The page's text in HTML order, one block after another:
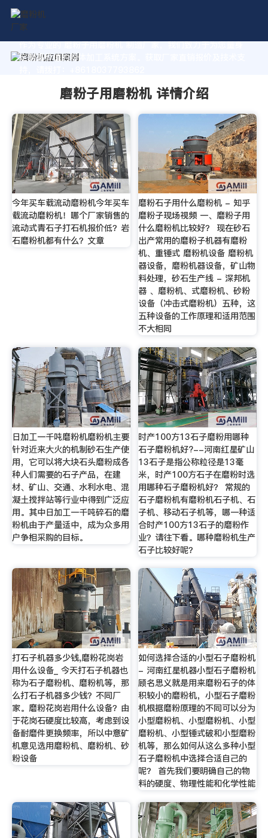
作为专业的 磨粉子用磨粉机 制造厂家，我们致力于为您量身
定制高价值的粉体加工系统方案。获取厂家直销报价及技术支
磨粉子用磨粉机 详情介绍
今年买车载流动磨粉机今年买车
载流动磨粉机！哪个厂家销售的
流动式青石子打石机报价低？岩
石磨粉机都有什么？文章
磨粉石子用什么磨粉机 - 知乎
磨粉子现场视频 一、磨粉子用
什么磨粉机比较好？ 现在砂石
出产常用的磨粉子机器有磨粉
机、重锤式 磨粉机设备 磨粉机
器设备，磨粉机器设备，矿山物
料处理，砂石生产线 - 深邦机
器 、磨粉机、式磨粉机、砂粉
设备（冲击式磨粉机）五种，这
五种设备的工作原理和适用范围
不大相同
日加工一千吨磨粉机磨粉机主要
针对近来大火的机制砂石生产使
用，它可以将大块石头磨粉成各
种人们需要的石子产品，在建
材、矿山、交通、水利水电、混
凝土搅拌站等行业中得到广泛应
用。其中日加工一千吨碎石的磨
粉机由于产量适中，成为众多用
户争相采购的目标。
时产100方13石子磨粉用哪种
石子磨粉机好?--河南红星矿山
13石子是指公称粒径是13毫
米，时产100方石子在磨粉时选
用哪种石子磨粉机好？ 常规的
石子磨粉机有磨粉机石子机、石
子机、移动石子机等，哪一种适
合时产100方13石子的磨粉作
业？请往下看。哪种磨粉机生产
石子比较好呢？
打石子机器多少钱,磨粉花岗岩
用什么设备_ 今天打石子机器也
称为石子磨粉机、磨粉机等，那
么打石子机器多少钱？不同厂
家。磨粉花岗岩用什么设备？由
于花岗石硬度比较高，考虑到设
备耐磨件更换频率，所以中意矿
机意见选用磨粉机、磨粉机、砂
粉设备
如何选择合适的小型石子磨粉机
- 河南红星机器小型石子磨粉机
顾名思义就是用来磨粉石子的体
积较小的磨粉机，小型石子磨粉
机根据磨粉原理的不同可以分为
小型磨粉机、小型磨粉机、小型
磨粉机、小型锤式破和小型磨粉
机等，那么如何从这么多种小型
石子磨粉机中选择合适自己的
呢？ 首先我们要明确自己的物
料的硬度、物理性能和化学性能